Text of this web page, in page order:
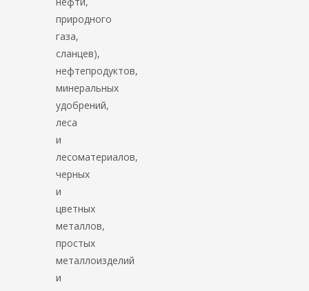
природного
газа,
сланцев),
нефтепродуктов,
минеральных
удобрений,
леса
и
лесоматериалов,
черных
и
цветных
металлов,
простых
металлоизделий
и